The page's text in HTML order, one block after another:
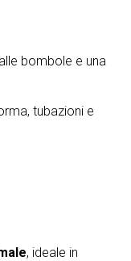
bombole e una
tubazioni e
, ideale in